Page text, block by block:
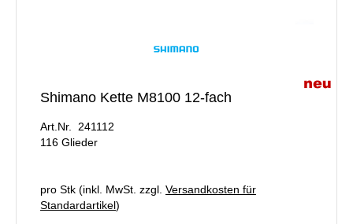
Shimano Kette M8100 12-fach
Art.Nr. 241112
116 Glieder
pro Stk (inkl. MwSt. zzgl. Versandkosten für
Standardartikel)